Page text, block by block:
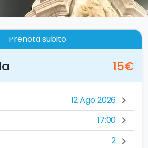
Prenota subito
15€
chevron_right
17:00 chevron_right
2 chevron_right